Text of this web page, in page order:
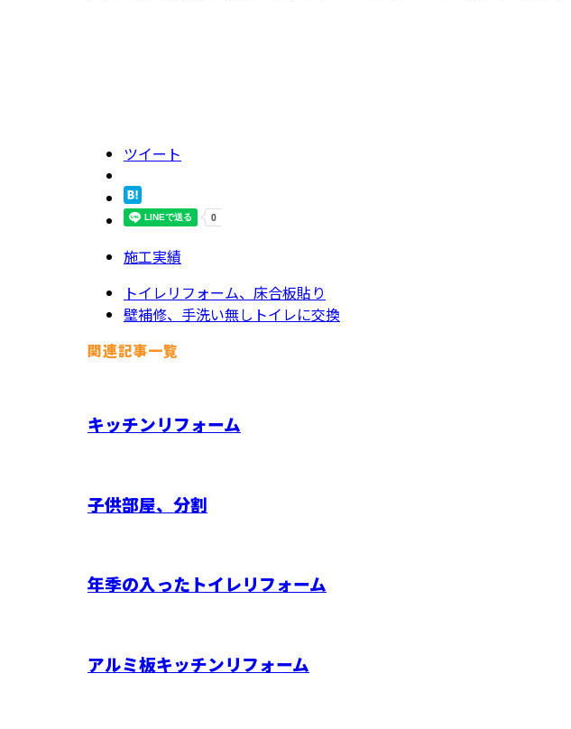
ツイート
施工実績
トイレリフォーム、床合板貼り
壁補修、手洗い無しトイレに交換
関連記事一覧
キッチンリフォーム
子供部屋、分割
年季の入ったトイレリフォーム
アルミ板キッチンリフォーム